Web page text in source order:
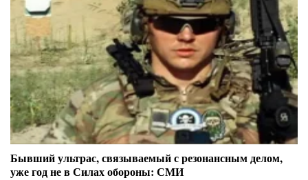
Бывший ультрас, связываемый с резонансным делом,
уже год не в Силах обороны: СМИ